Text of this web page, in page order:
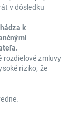
v dôsledku
k
rozdielové zmluvy
riziko, že